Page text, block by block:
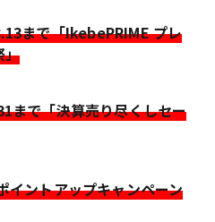
まで「IkebePRIME プレ
」
まで「決算売り尽くしセー
イントアップキャンペーン